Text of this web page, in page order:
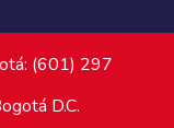
(601) 297
D.C.